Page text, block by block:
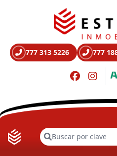
777 313 5226 777
Buscar